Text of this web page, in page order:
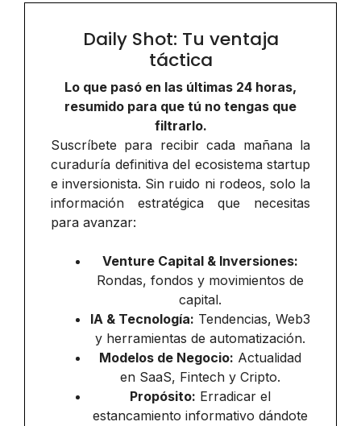
Daily Shot: Tu ventaja
táctica
Lo que pasó en las últimas 24 horas,
resumido para que tú no tengas que
filtrarlo.
Suscríbete para recibir cada mañana la
curaduría definitiva del ecosistema startup
e inversionista. Sin ruido ni rodeos, solo la
información estratégica que necesitas
para avanzar:
Venture Capital & Inversiones:
Rondas, fondos y movimientos de
capital.
IA & Tecnología: Tendencias, Web3
y herramientas de automatización.
Modelos de Negocio: Actualidad
en SaaS, Fintech y Cripto.
Propósito: Erradicar el
estancamiento informativo dándote